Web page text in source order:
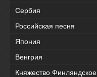
Сербия
Российская песня
Япония
Венгрия
Княжество Финляндское